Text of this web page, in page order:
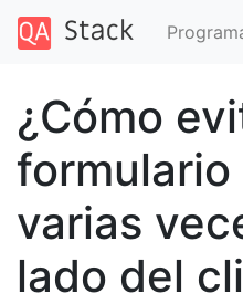
¿Cómo
formulario
varias
lado del